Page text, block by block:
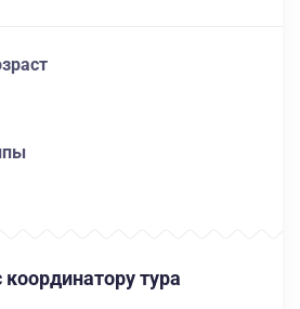
тура